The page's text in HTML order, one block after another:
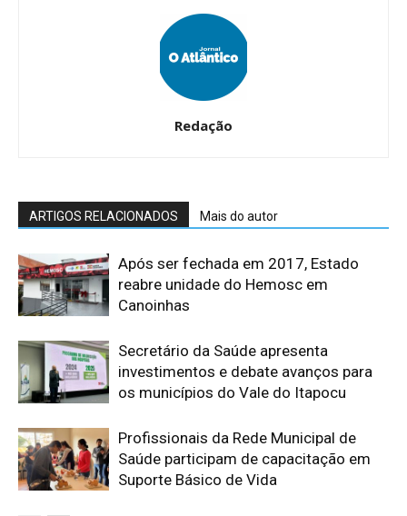
Redação
ARTIGOS RELACIONADOS Mais do autor
Após ser fechada em 2017, Estado
reabre unidade do Hemosc em
Canoinhas
Secretário da Saúde apresenta
investimentos e debate avanços para
os municípios do Vale do Itapocu
Profissionais da Rede Municipal de
Saúde participam de capacitação em
Suporte Básico de Vida